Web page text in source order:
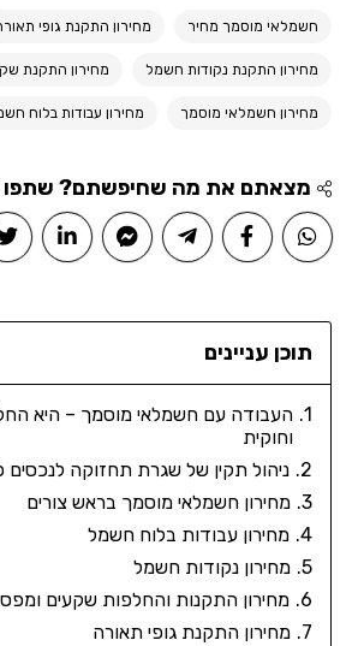
חשמלאי מוסמך מחיר מחירון התקנת גופי
מחירון התקנת נקודות חשמל מחירון התקנת
מחירון חשמלאי מוסמך מחירון עבודות בלוח
מצאתם את מה שחיפשתם? שתפו
תוכן עניינים
העבודה עם חשמלאי מוסמך – היא
וחוקית
ניהול תקין של שגרת תחזוקה לנכסים
מחירון חשמלאי מוסמך בראש צורים
מחירון עבודות בלוח חשמל
מחירון נקודות חשמל
מחירון התקנות והחלפות שקעים
מחירון התקנת גופי תאורה